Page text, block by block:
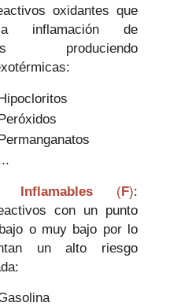
oxidantes que
inflamación de
produciendo
Inflamables(F):
con un punto
o muy bajo por lo
un alto riesgo